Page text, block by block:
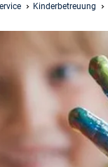
Kinderbetreuung